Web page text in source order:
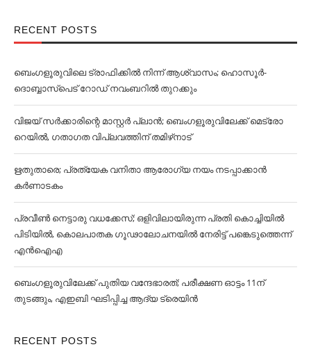
RECENT POSTS
ബെംഗളൂരുവിലെ ട്രാഫിക്കില്‍ നിന്ന് ആശ്വാസം; ഹൊസൂര്‍-
ദൊബ്ബാസ്പെട് റോഡ് നവംബറില്‍ തുറക്കും
വിജയ് സര്‍ക്കാരിന്റെ മാസ്റ്റര്‍ പ്ലാന്‍; ബെംഗളൂരുവിലേക്ക് മെട്രോ
റെയില്‍, ഗതാഗത വിപ്ലവത്തിന് തമിഴ്‌നാട്
ഋതുതാരെ; പ്രത്യേക വനിതാ ആരോഗ്യ നയം നടപ്പാക്കാൻ
കര്‍ണാടകം
പ്രവീൺ നെട്ടാരു വധക്കേസ്; ഒളിവിലായിരുന്ന പ്രതി കൊച്ചിയിൽ
പിടിയിൽ, കൊലപാതക ഗൂഢാലോചനയിൽ നേരിട്ട് പങ്കെടുത്തെന്ന്
എൻഐഎ
ബെംഗളൂരുവിലേക്ക് പുതിയ വന്ദേഭാരത്; പരീക്ഷണ ഓട്ടം 11ന്
തുടങ്ങും, എഇബി ഘടിപ്പിച്ച ആദ്യ ട്രെയിന്‍
RECENT POSTS